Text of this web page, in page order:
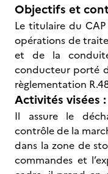
Objectifs et
Le titulaire du
opérations de
et de la
conducteur porté
règlementation
Activités visées :
Il assure le
contrôle de la
dans la zone de
commandes et